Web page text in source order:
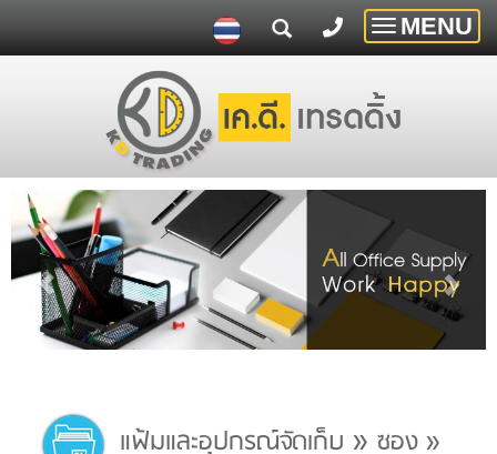
Toggle
MENU
แฟ้มและอุปกรณ์จัดเก็บ » ซอง »